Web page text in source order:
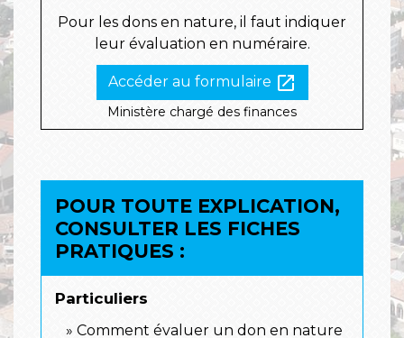
Pour les dons en nature, il faut indiquer
leur évaluation en numéraire.
Accéder au formulaire open_in_new
Ministère chargé des finances
POUR TOUTE EXPLICATION,
CONSULTER LES FICHES
PRATIQUES :
Particuliers
Comment évaluer un don en nature